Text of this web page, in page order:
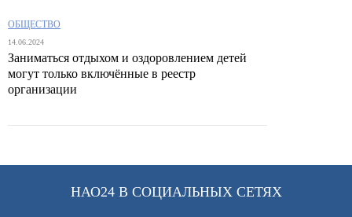
ОБЩЕСТВО
14.06.2024
Заниматься отдыхом и оздоровлением детей
могут только включённые в реестр
организации
НАО24 В СОЦИАЛЬНЫХ СЕТЯХ